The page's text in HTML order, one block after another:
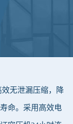
无泄漏压缩，降
命。采用高效电